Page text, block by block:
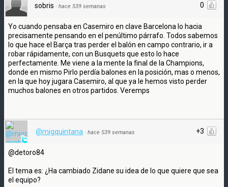
0
sobris · hace 539 semanas
Yo cuando pensaba en Casemiro en clave Barcelona lo hacia
precisamente pensando en el penúltimo párrafo. Todos sabemos
lo que hace el Barça tras perder el balón en campo contrario, ir a
robar rápidamente, con un Busquets que esto lo hace
perfectamente. Me viene a la mente la final de la Champions,
donde en mismo Pirlo perdía balones en la posición, mas o menos,
en la que hoy jugara Casemiro, al que ya le hemos visto perder
muchos balones en otros partidos. Veremps
+3
@migquintana · hace 539 semanas
@detoro84
El tema es: ¿Ha cambiado Zidane su idea de lo que quiere que sea
el equipo?